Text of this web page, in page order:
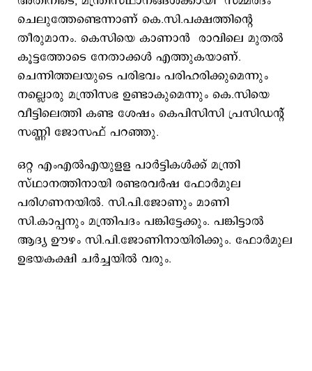
ചെലുത്തേണ്ടെന്നാണ് കെ.സി.പക്ഷത്തിന്റെ
തീരുമാനം. കെസിയെ കാണാന്‍ രാവിലെ മുതല്‍
കൂട്ടത്തോടെ നേതാക്കള്‍ എത്തുകയാണ്.
ചെന്നിത്തലയുടെ പരിഭവം പരിഹരിക്കുമെന്നും
നല്ലൊരു മന്ത്രിസഭ ഉണ്ടാകുമെന്നും കെ.സിയെ
വീട്ടിലെത്തി കണ്ട ശേഷം കെപിസിസി പ്രസിഡന്റ്
സണ്ണി ജോസഫ് പറഞ്ഞു.
ഒറ്റ എംഎല്‍എയുളള പാര്‍ട്ടികള്‍ക്ക് മന്ത്രി
സ്ഥാനത്തിനായി രണ്ടരവര്‍ഷ ഫോര്‍മുല
പരിഗണനയില്‍. സി.പി.ജോണും മാണി
സി.കാപ്പനും മന്ത്രിപദം പങ്കിട്ടേക്കും. പങ്കിട്ടാല്‍
ആദ്യ ഊഴം സി.പി.ജോണിനായിരിക്കും. ഫോര്‍മുല
ഉഭയകക്ഷി ചര്‍ച്ചയില്‍ വരും.